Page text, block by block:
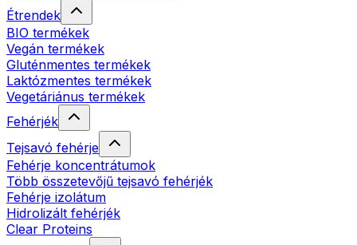
Étrendek
BIO termékek
Vegán termékek
Gluténmentes termékek
Laktózmentes termékek
Vegetáriánus termékek
Fehérjék
Tejsavó fehérje
Fehérje koncentrátumok
Több összetevőjű tejsavó fehérjék
Fehérje izolátum
Hidrolizált fehérjék
Clear Proteins